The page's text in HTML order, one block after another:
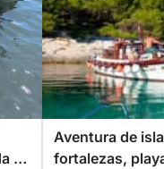
en
Aventura de
fortalezas,